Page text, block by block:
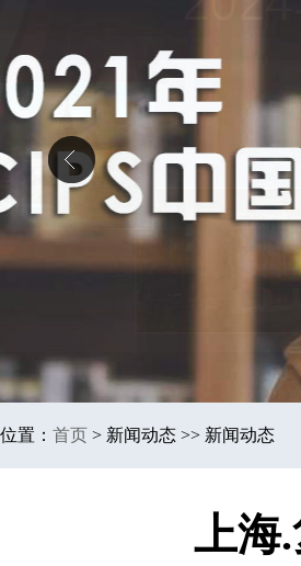
位置： 首页 > 新闻动态 >> 新闻动态
上海